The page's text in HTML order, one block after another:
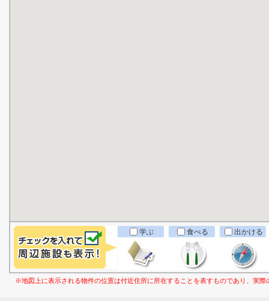
学ぶ 食べる 出かける
※地図上に表示される物件の位置は付近住所に所在することを表すものであり、実